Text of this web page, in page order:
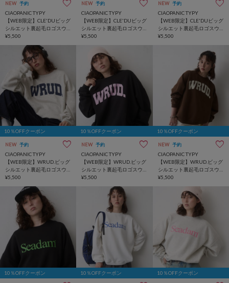
NEW 予約
CIAOPANIC TYPY
【WEB限定】CLE'DUビッグ
シルエット裏起毛ロゴスウ
ェッ
¥5,500
NEW 予約
CIAOPANIC TYPY
【WEB限定】CLE'DUビッグ
シルエット裏起毛ロゴスウ
ェッ
¥5,500
NEW 予約
CIAOPANIC TYPY
【WEB限定】CLE'DUビッグ
シルエット裏起毛ロゴスウ
ェッ
¥5,500
10％OFFクーポン
NEW 予約
CIAOPANIC TYPY
【WEB限定】WRUD.ビッグ
シルエット裏起毛ロゴスウ
ェット
¥5,500
10％OFFクーポン
NEW 予約
CIAOPANIC TYPY
【WEB限定】WRUD.ビッグ
シルエット裏起毛ロゴスウ
ェット
¥5,500
10％OFFクーポン
NEW 予約
CIAOPANIC TYPY
【WEB限定】WRUD.ビッグ
シルエット裏起毛ロゴスウ
ェット
¥5,500
10％OFFクーポン 10％OFFクーポン 10％OFFクーポン